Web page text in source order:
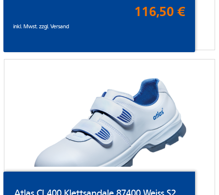
116,50 €
inkl. Mwst. zzgl.Versand